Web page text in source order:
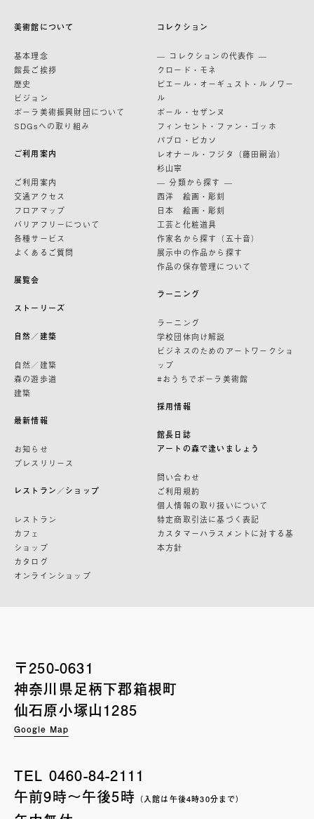
美術館について
基本理念
館長ご挨拶
歴史
ビジョン
ポーラ美術振興財団について
SDGsへの取り組み
ご利用案内
ご利用案内
交通アクセス
フロアマップ
バリアフリーについて
各種サービス
よくあるご質問
展覧会
ストーリーズ
自然／建築
自然／建築
森の遊歩道
建築
最新情報
お知らせ
プレスリリース
レストラン／ショップ
レストラン
カフェ
ショップ
カタログ
オンラインショップ
コレクション
— コレクションの代表作 —
クロード・モネ
ピエール・オーギュスト・ルノワー
ル
ポール・セザンヌ
フィンセント・ファン・ゴッホ
パブロ・ピカソ
レオナール・フジタ（藤田嗣治）
杉山寧
— 分類から探す —
西洋 絵画・彫刻
日本 絵画・彫刻
工芸と化粧道具
作家名から探す（五十音）
展示中の作品から探す
作品の保存管理について
ラーニング
ラーニング
学校団体向け解説
ビジネスのためのアートワークショ
ップ
#おうちでポーラ美術館
採用情報
館長日誌
アートの森で逢いましょう
問い合わせ
ご利用規約
個人情報の取り扱いについて
特定商取引法に基づく表記
カスタマーハラスメントに対する基
本方針
〒250-0631
神奈川県足柄下郡箱根町
仙石原小塚山1285
Google Map
TEL 0460-84-2111
午前9時〜午後5時 （入館は午後4時30分まで）